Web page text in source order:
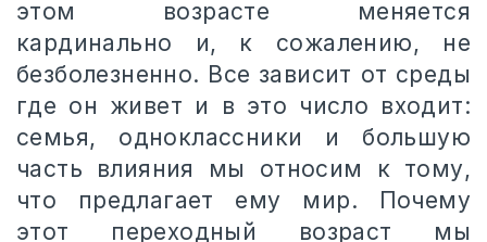
этом возрасте меняется
кардинально и, к сожалению, не
безболезненно. Все зависит от среды
где он живет и в это число входит:
семья, одноклассники и большую
часть влияния мы относим к тому,
что предлагает ему мир. Почему
этот переходный возраст мы